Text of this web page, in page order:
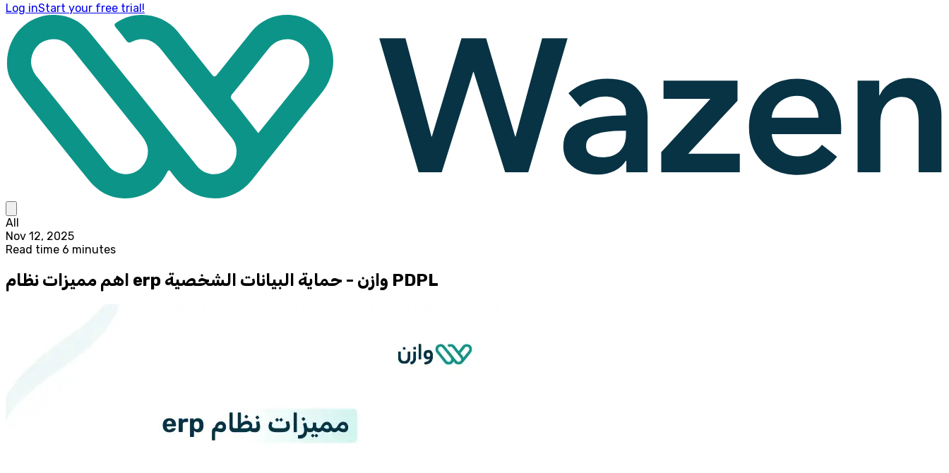
Log inStart your free trial!
All
Nov 12, 2025
Read time 6 minutes
اهم مميزات نظام erp وازن - حماية البيانات الشخصية PDPL